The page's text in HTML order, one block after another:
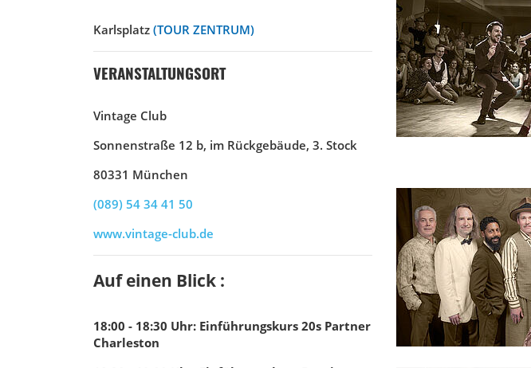
Karlsplatz (TOUR ZENTRUM)
VERANSTALTUNGSORT
Vintage Club
Sonnenstraße 12 b, im Rückgebäude, 3. Stock
80331 München
(089) 54 34 41 50
www.vintage-club.de
Auf einen Blick :
18:00 - 18:30 Uhr: Einführungskurs 20s Partner
Charleston